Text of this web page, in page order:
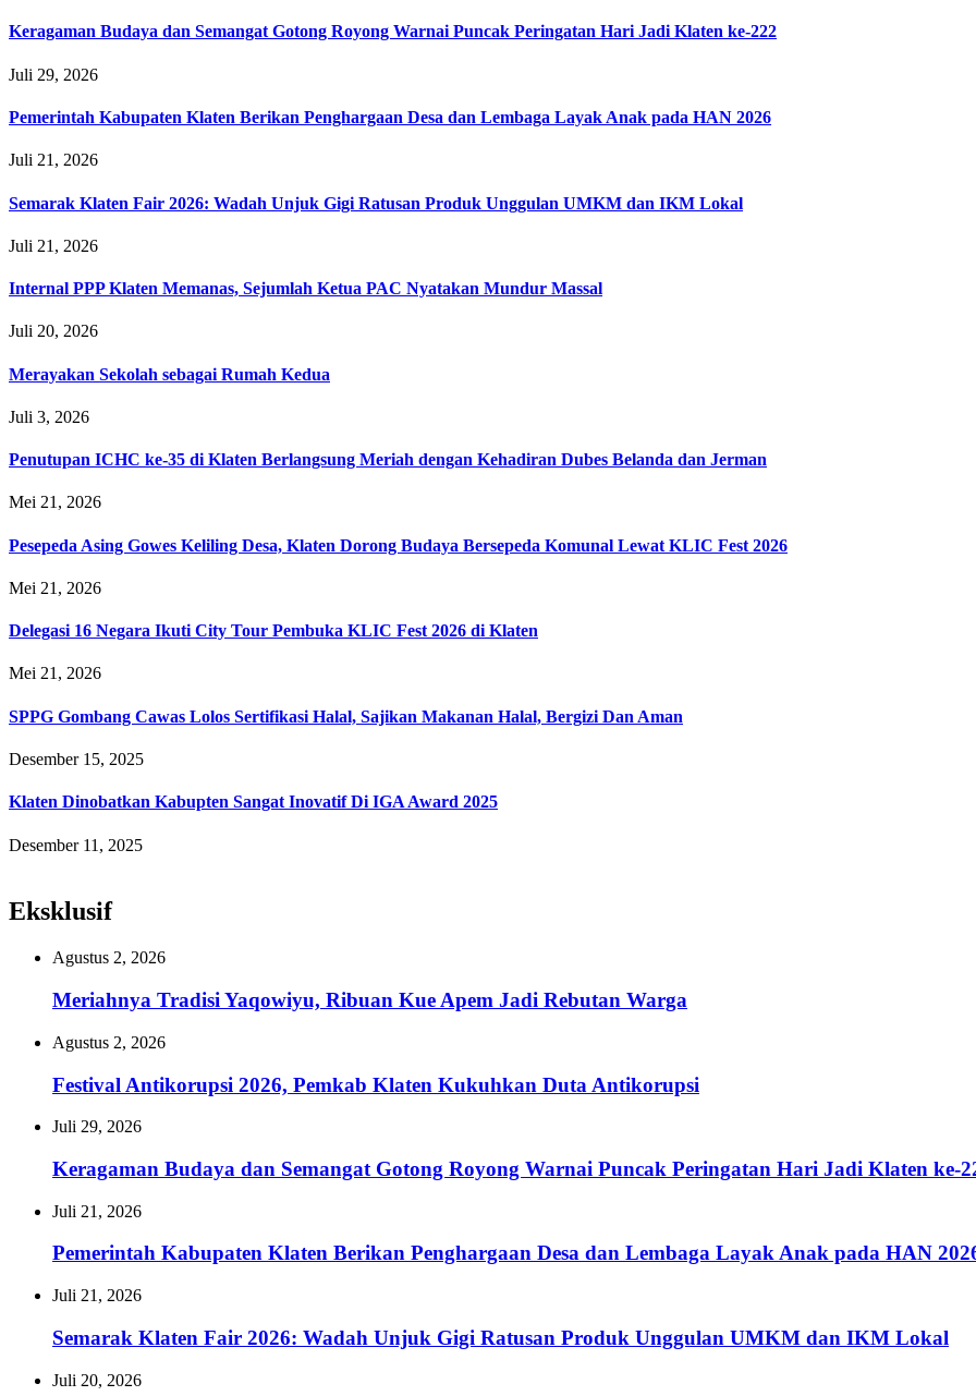
Keragaman Budaya dan Semangat Gotong Royong Warnai Puncak Peringatan Hari Jadi Klaten ke-222
Juli 29, 2026
Pemerintah Kabupaten Klaten Berikan Penghargaan Desa dan Lembaga Layak Anak pada HAN 2026
Juli 21, 2026
Semarak Klaten Fair 2026: Wadah Unjuk Gigi Ratusan Produk Unggulan UMKM dan IKM Lokal
Juli 21, 2026
Internal PPP Klaten Memanas, Sejumlah Ketua PAC Nyatakan Mundur Massal
Juli 20, 2026
Merayakan Sekolah sebagai Rumah Kedua
Juli 3, 2026
Penutupan ICHC ke-35 di Klaten Berlangsung Meriah dengan Kehadiran Dubes Belanda dan Jerman
Mei 21, 2026
Pesepeda Asing Gowes Keliling Desa, Klaten Dorong Budaya Bersepeda Komunal Lewat KLIC Fest 2026
Mei 21, 2026
Delegasi 16 Negara Ikuti City Tour Pembuka KLIC Fest 2026 di Klaten
Mei 21, 2026
SPPG Gombang Cawas Lolos Sertifikasi Halal, Sajikan Makanan Halal, Bergizi Dan Aman
Desember 15, 2025
Klaten Dinobatkan Kabupten Sangat Inovatif Di IGA Award 2025
Desember 11, 2025
Eksklusif
Agustus 2, 2026
Meriahnya Tradisi Yaqowiyu, Ribuan Kue Apem Jadi Rebutan Warga
Agustus 2, 2026
Festival Antikorupsi 2026, Pemkab Klaten Kukuhkan Duta Antikorupsi
Juli 29, 2026
Keragaman Budaya dan Semangat Gotong Royong Warnai Puncak Peringatan Hari Jadi Klaten ke-
Juli 21, 2026
Pemerintah Kabupaten Klaten Berikan Penghargaan Desa dan Lembaga Layak Anak pada HAN
Juli 21, 2026
Semarak Klaten Fair 2026: Wadah Unjuk Gigi Ratusan Produk Unggulan UMKM dan IKM Lokal
Juli 20, 2026